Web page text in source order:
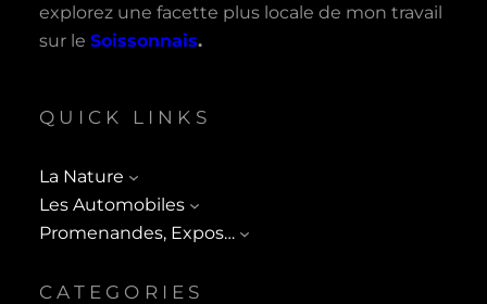
explorez une facette plus locale de mon travail
sur le Soissonnais.
QUICK LINKS
La Nature
Les Automobiles
Promenandes, Expos…
CATEGORIES